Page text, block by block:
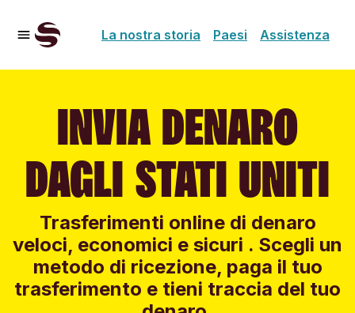
La nostra storia Paesi Assistenza
INVIA DENARO
DAGLI STATI UNITI
Trasferimenti online di denaro
veloci, economici e sicuri . Scegli un
metodo di ricezione, paga il tuo
trasferimento e tieni traccia del tuo